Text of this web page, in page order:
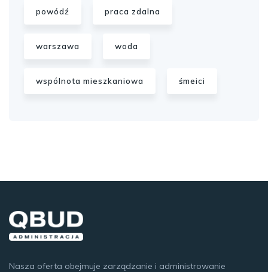
powódź praca zdalna
warszawa woda
wspólnota mieszkaniowa śmeici
Nasza oferta obejmuje zarządzanie i administrowanie